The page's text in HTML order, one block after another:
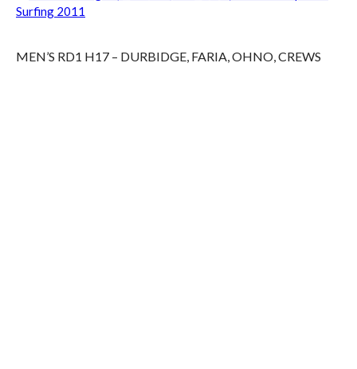
MEN’S RD1 H17 – DURBIDGE, FARIA, OHNO, CREWS